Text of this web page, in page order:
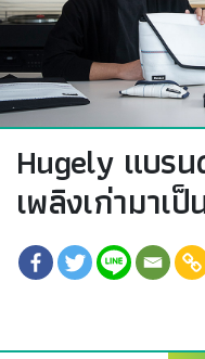
Hugely แบร
เพลิงเก่ามาเ